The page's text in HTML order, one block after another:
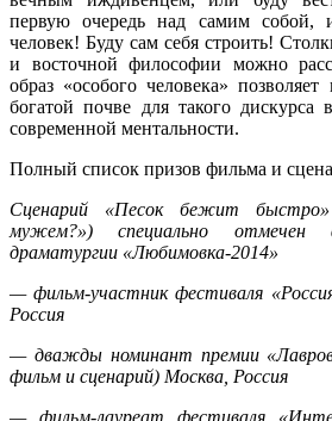
первую очередь над самим
человек! Буду сам себя строить!
и восточной философии можно
образ «особого человека»
богатой почве для такого дискурса
современной ментальности.
Полный список призов фильма и
Сценарий «Песок бежит
мужем?») специально отмечен
драматургии «Любимовка-2014»
— фильм-участник фестиваля
Россия
— дважды номинант премии
фильм и сценарий) Москва, Россия
— фильм-лауреат фестиваля